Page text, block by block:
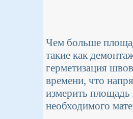
Чем больше
такие как
герметизация
времени, что
измерить площадь
необходимого